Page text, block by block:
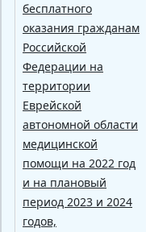
бесплатного
оказания гражданам
Российской
Федерации на
территории
Еврейской
автономной области
медицинской
помощи на 2022 год
и на плановый
период 2023 и 2024
годов,